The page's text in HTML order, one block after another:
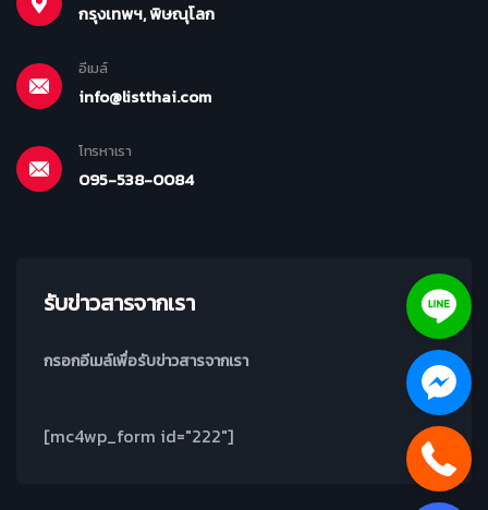
กรุงเทพฯ, พิษณุโลก
อีเมล์
info@listthai.com
โทรหาเรา
095-538-0084
รับข่าวสารจากเรา
กรอกอีเมล์เพื่อรับข่าวสารจากเรา
[mc4wp_form id="222"]